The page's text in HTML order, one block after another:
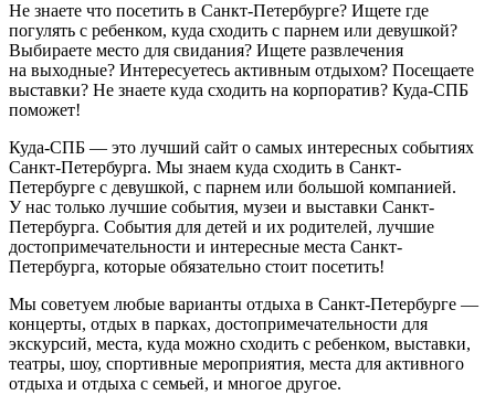
Не знаете что посетить в Санкт-Петербурге? Ищете где
погулять с ребенком, куда сходить с парнем или девушкой?
Выбираете место для свидания? Ищете развлечения
на выходные? Интересуетесь активным отдыхом? Посещаете
выставки? Не знаете куда сходить на корпоратив? Куда-СПБ
поможет!
Куда-СПБ — это лучший сайт о самых интересных событиях
Санкт-Петербурга. Мы знаем куда сходить в Санкт-
Петербурге с девушкой, с парнем или большой компанией.
У нас только лучшие события, музеи и выставки Санкт-
Петербурга. События для детей и их родителей, лучшие
достопримечательности и интересные места Санкт-
Петербурга, которые обязательно стоит посетить!
Мы советуем любые варианты отдыха в Санкт-Петербурге —
концерты, отдых в парках, достопримечательности для
экскурсий, места, куда можно сходить с ребенком, выставки,
театры, шоу, спортивные мероприятия, места для активного
отдыха и отдыха с семьей, и многое другое.